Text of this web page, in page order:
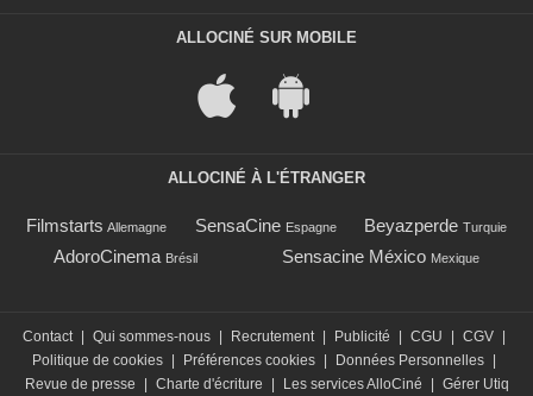
ALLOCINÉ SUR MOBILE
ALLOCINÉ À L'ÉTRANGER
Filmstarts Allemagne SensaCine Espagne Beyazperde Turquie
AdoroCinema Brésil Sensacine México Mexique
Contact Qui sommes-nous Recrutement Publicité CGU CGV
Politique de cookies
Préférences cookies Données Personnelles
Revue de presse
Charte d'écriture Les services AlloCiné Gérer Utiq